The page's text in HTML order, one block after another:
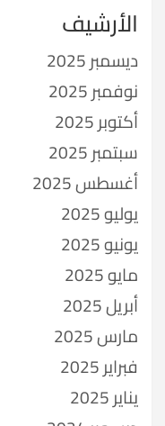
الأرشيف
ديسمبر 2025
نوفمبر 2025
أكتوبر 2025
سبتمبر 2025
أغسطس 2025
يوليو 2025
يونيو 2025
مايو 2025
أبريل 2025
مارس 2025
فبراير 2025
يناير 2025